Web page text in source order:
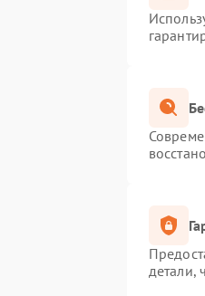
детали,